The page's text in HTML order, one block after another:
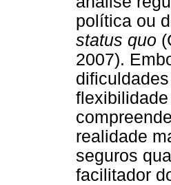
política ou
status quo
2007).
realidade
seguros
facilitador